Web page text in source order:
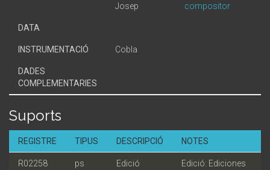
Josep
compositor
DATA
INSTRUMENTACIÓ Cobla
DADES
COMPLEMENTARIES
Suports
REGISTRE TIPUS DESCRIPCIÓ NOTES
R02258 ps
Edició
Edició: Ediciones